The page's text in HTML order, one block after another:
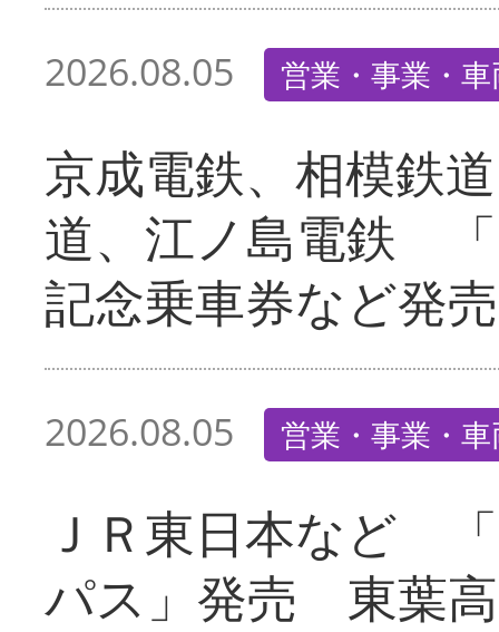
2026.08.05 営業・事業・
京成電鉄、相模鉄
道、江ノ島電鉄
記念乗車券など発売
2026.08.05 営業・事業・
ＪＲ東日本など
パス」発売 東葉